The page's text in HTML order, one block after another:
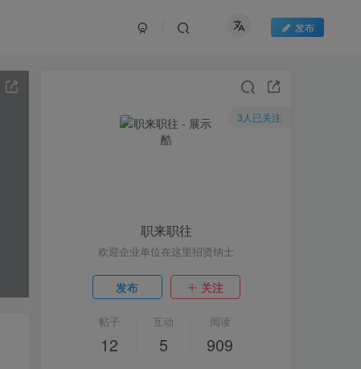
发布
3人已关注
职来职往
欢迎企业单位在这里招贤纳士
发布 关注
帖子
12
互动
5
阅读
909